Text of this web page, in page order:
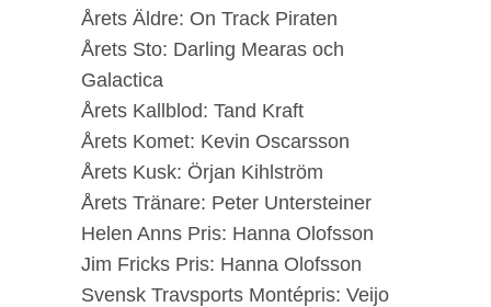
Årets Äldre: On Track Piraten
Årets Sto: Darling Mearas och
Galactica
Årets Kallblod: Tand Kraft
Årets Komet: Kevin Oscarsson
Årets Kusk: Örjan Kihlström
Årets Tränare: Peter Untersteiner
Helen Anns Pris: Hanna Olofsson
Jim Fricks Pris: Hanna Olofsson
Svensk Travsports Montépris: Veijo